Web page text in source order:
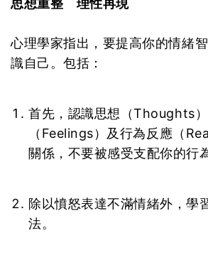
心理學家指出，要提高你的情緒
識自己。包括：
首先，認識思想（Thoughts
（Feelings）及行為反應（
關係，不要被感受支配你的行
除以憤怒表達不滿情緒外，學
法。